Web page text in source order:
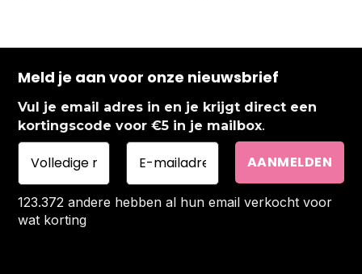
Meld je aan voor onze nieuwsbrief
Vul je email adres in en je krijgt direct een
kortingscode voor €5 in je mailbox.
123.372 andere hebben al hun email verkocht voor
wat korting